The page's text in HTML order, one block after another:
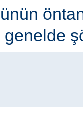
genelde